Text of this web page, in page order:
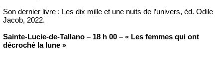
Son dernier livre : Les dix mille et une nuits de l’univers, éd. Odile
Jacob, 2022.
Sainte-Lucie-de-Tallano – 18 h 00 – « Les femmes qui ont
décroché la lune »